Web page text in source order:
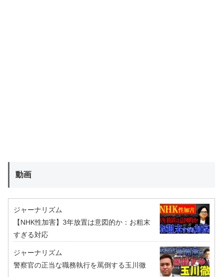
動画
ジャーナリズム
【NHK性加害】3年放置は意図的か：お粗末
すぎる対応
ジャーナリズム
警察官の正当な職務執行を罵倒する玉川徹